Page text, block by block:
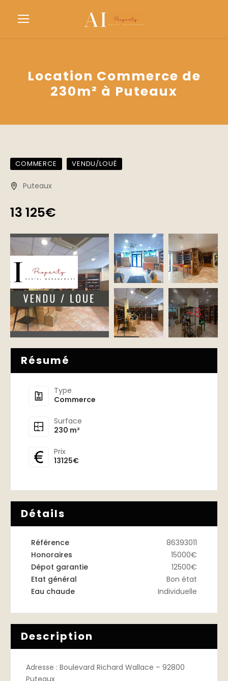
Location Commerce de
230m² à Puteaux
COMMERCE VENDU/LOUÉ
Puteaux
13 125€
+8
Résumé
Type
Commerce
Surface
230 m²
Prix
13125€
Détails
Référence
86393011
Honoraires
15000€
Dépot garantie
12500€
Etat général
Bon état
Eau chaude
Individuelle
Description
Adresse : Boulevard Richard Wallace – 92800
Puteaux